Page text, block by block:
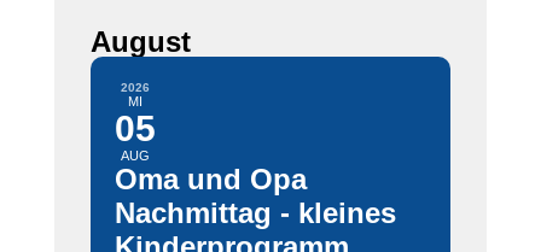
August
2026
MI
05
AUG
Oma und Opa
Nachmittag - kleines